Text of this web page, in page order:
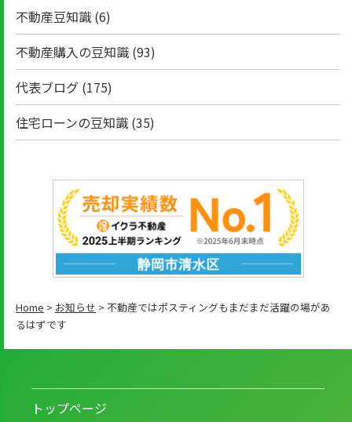
不動産豆知識 (6)
不動産購入の豆知識 (93)
代表ブログ (175)
住宅ローンの豆知識 (35)
Home > お知らせ > 不動産ではポスティングもまだまだ活躍の場があ
るはずです
トップページ